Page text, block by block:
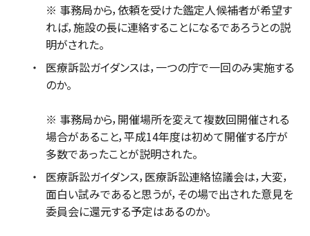
※ 事務局から，依頼を受けた鑑定人候補者が希望す
れば，施設の長に連絡することになるであろうとの説
明がされた。
医療訴訟ガイダンスは，一つの庁で一回のみ実施する
のか。
※ 事務局から，開催場所を変えて複数回開催される
場合があること，平成14年度は初めて開催する庁が
多数であったことが説明された。
医療訴訟ガイダンス，医療訴訟連絡協議会は，大変，
面白い試みであると思うが，その場で出された意見を
委員会に還元する予定はあるのか。